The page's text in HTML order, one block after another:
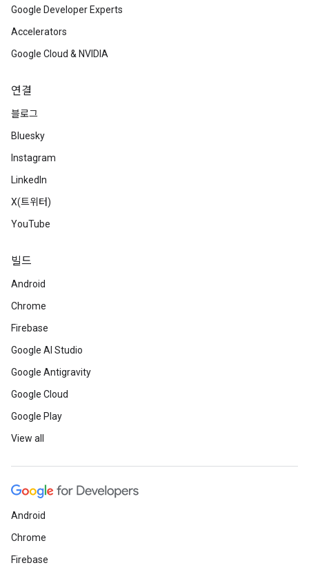
Google Developer Experts
Accelerators
Google Cloud & NVIDIA
연결
블로그
Bluesky
Instagram
LinkedIn
X(트위터)
YouTube
빌드
Android
Chrome
Firebase
Google AI Studio
Google Antigravity
Google Cloud
Google Play
View all
Android
Chrome
Firebase